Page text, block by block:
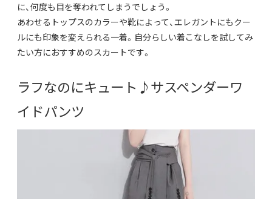
に、何度も目を奪われてしまうでしょう。
あわせるトップスのカラーや靴によって、エレガントにもクー
ルにも印象を変えられる一着。 自分らしい着こなしを試してみ
たい方におすすめのスカートです。
ラフなのにキュート♪サスペンダーワ
イドパンツ